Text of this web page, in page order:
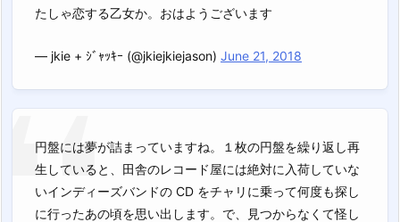
たしゃ恋する乙女か。おはようございます
— jkie + ｼﾞｬｯｷｰ (@jkiejkiejason) June 21, 2018
円盤には夢が詰まっていますね。１枚の円盤を繰り返し再
生していると、田舎のレコード屋には絶対に入荷していな
いインディーズバンドの CD をチャリに乗って何度も探し
に行ったあの頃を思い出します。で、見つからなくて怪し